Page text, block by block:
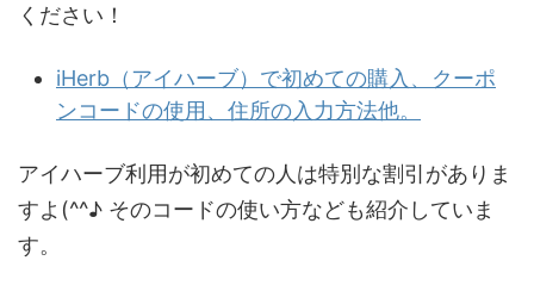
ください！
iHerb（アイハーブ）で初めての購入、クーポ
ンコードの使用、住所の入力方法他。
アイハーブ利用が初めての人は特別な割引がありま
すよ(^^♪ そのコードの使い方なども紹介していま
す。